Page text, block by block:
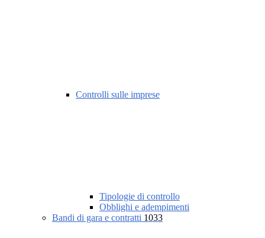
Controlli sulle imprese
Tipologie di controllo
Obblighi e adempimenti
Bandi di gara e contratti 1033